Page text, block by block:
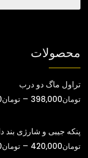
محصولات
تراول ماگ دو درب
تومان398,000
– تومان
پنکه جیبی و شارژی بند
تومان420,000
– تومان